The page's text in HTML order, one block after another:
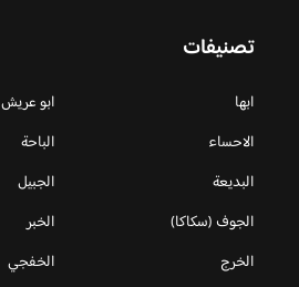
تصنيفات
ابها
ابو عريش
الاحساء
الباحة
البديعة
الجبيل
الجوف (سكاكا)
الخبر
الخرج
الخفجي